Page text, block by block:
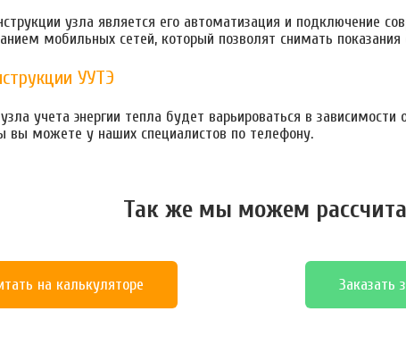
узла является его автоматизация и подключение
мобильных сетей, который позволят снимать показания
УУТЭ
учета энергии тепла будет варьироваться в
вы можете у наших специалистов по телефону.
Так же мы можем
на калькуляторе Заказать